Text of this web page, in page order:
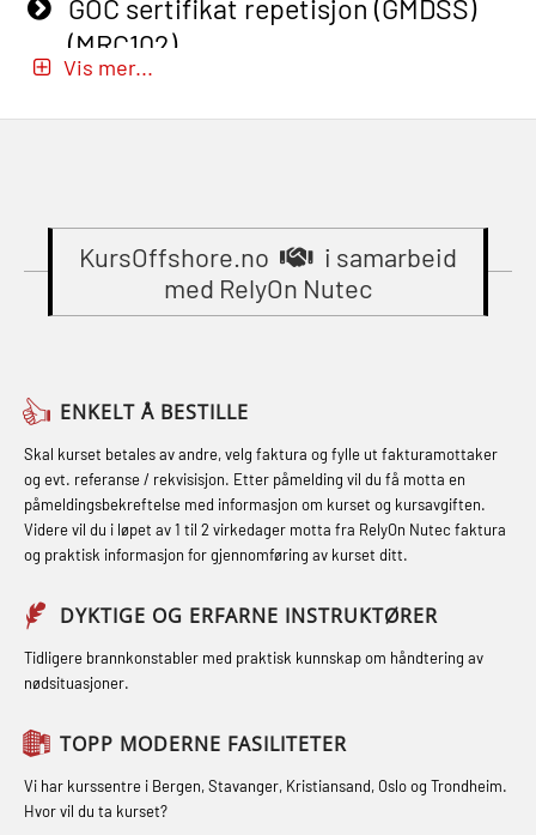
(OBS1052)
Beredskapsledelse (OER109)
Beredskapsledelse – repetisjon
Breathing System (CA-EBS) Initial
Deployment (OBS119)
Compressed Air Emergency
Fallsikring (FAR108)
Førstehjelp – repetisjon (OFA102)
Førstehjelp grunnkurs (OFABLE101)
GOC sertifikat grunnleggende
(GMDSS) (MRC101)
GOC sertifikat repetisjon (GMDSS)
(MRC102)
GSK Sikkerhetskurs offshore for
oljearbeidere (OBS1055)
mindre skip oppdatering
(MBSBLE029)
sikkerhetskurs for offiserer
(MBSBLE024)
STCW Oppdatering videregående
(MBSBLE021)
STCW kombi oppdatering offiserer
og med.behandling (MBS134)
STCW Kombi Oppdatering Offiserer
og Medisinsk Behandling med
Webinar (MBS1341)
STCW Oppdatering for offiserer 24 t
(MBS114)
STCW Medisinsk førstehjelp (MFA1081)
STCW Medisinsk førstehjelp
oppdatering (MBSBLE025)
GOC sertifikat repetisjon (GMDSS)
(MRC102)
learning practical) (RBSBLE002)
Grunnkurs Industrivern (LSC115)
Grunnkurs Røykdykking Industrivern
inkl. brannslukning (FSC121)
Hjertestarter brukerkurs (OFA107)
Røykdykking industrivern –
repetisjon (LFI105)
oppdrettsanlegg (LBS100)
Ulykkesgransking – Webinar (LSP103)
(LFI100)
Vis mer...
KursOffshore.no
i samarbeid
med RelyOn Nutec
ENKELT Å BESTILLE
Skal kurset betales av andre, velg faktura og fylle ut fakturamottaker
og evt. referanse / rekvisisjon. Etter påmelding vil du få motta en
påmeldingsbekreftelse med informasjon om kurset og kursavgiften.
Videre vil du i løpet av 1 til 2 virkedager motta fra RelyOn Nutec faktura
og praktisk informasjon for gjennomføring av kurset ditt.
DYKTIGE OG ERFARNE INSTRUKTØRER
Tidligere brannkonstabler med praktisk kunnskap om håndtering av
nødsituasjoner.
TOPP MODERNE FASILITETER
Vi har kurssentre i Bergen, Stavanger, Kristiansand, Oslo og Trondheim.
Hvor vil du ta kurset?